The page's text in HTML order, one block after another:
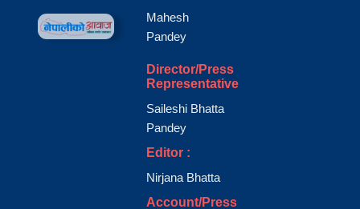
Mahesh
Pandey
Director/Press
Representative
Saileshi Bhatta
Pandey
Editor :
Nirjana Bhatta
Account/Press